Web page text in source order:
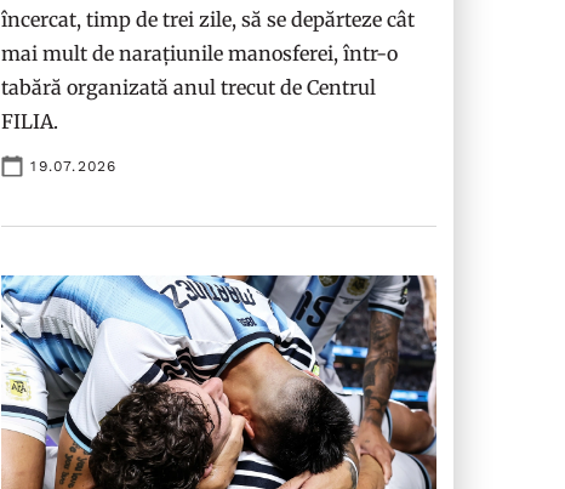
încercat, timp de trei zile, să se depărteze cât
mai mult de narațiunile manosferei, într-o
tabără organizată anul trecut de Centrul
FILIA.
19.07.2026